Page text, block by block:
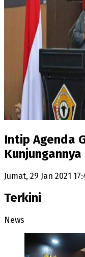
Intip Agenda
Jumat, 29 Jan 2021
Terkini
News